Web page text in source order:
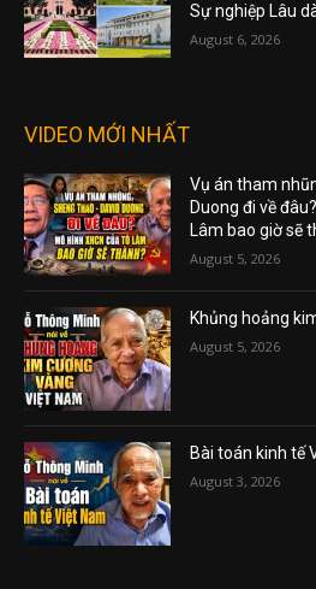
Sự nghiệp Lâu
August 6, 2026
VIDEO MỚI NHẤT
Vụ án tham
Duong đi về
Lâm bao giờ sẽ
August 5, 2026
Khủng hoảng
August 5, 2026
Bài toán kinh tế
August 3, 2026